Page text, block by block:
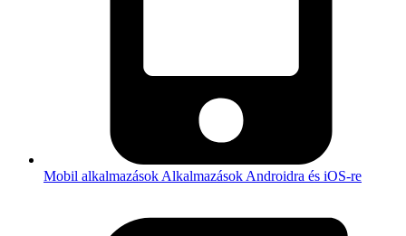
Mobil alkalmazások Alkalmazások Androidra és iOS-re